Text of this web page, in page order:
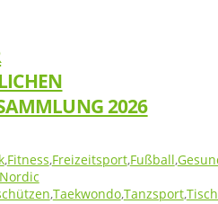
M
2026
,Fitness,Freizeitsport,Fußball,
,Taekwondo,Tanzsport,